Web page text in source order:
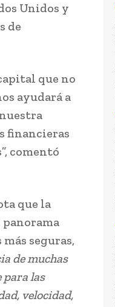
Unidos y
de
que no
ayudará a
financieras
comentó
que la
seguras,
de muchas
para las
velocidad,